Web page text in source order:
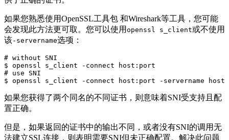
如果您熟悉使用OpenSSL工具包 和Wireshark等工具，您可能
会发现此方法更可取。您可以使用 openssl s_client或不使用
该-servername选项：
# without SNI
$ openssl s_client -connect host:port
# use SNI
$ openssl s_client -connect host:port -servername host
如果您获得了两个同名的不同证书，则意味着SNI受支持且配
置正确。
但是，如果返回的证书中的输出不同，或者没有SNI的调用无
法建立SSL连接，则表明需要SNI但未正确配置。解决此问题